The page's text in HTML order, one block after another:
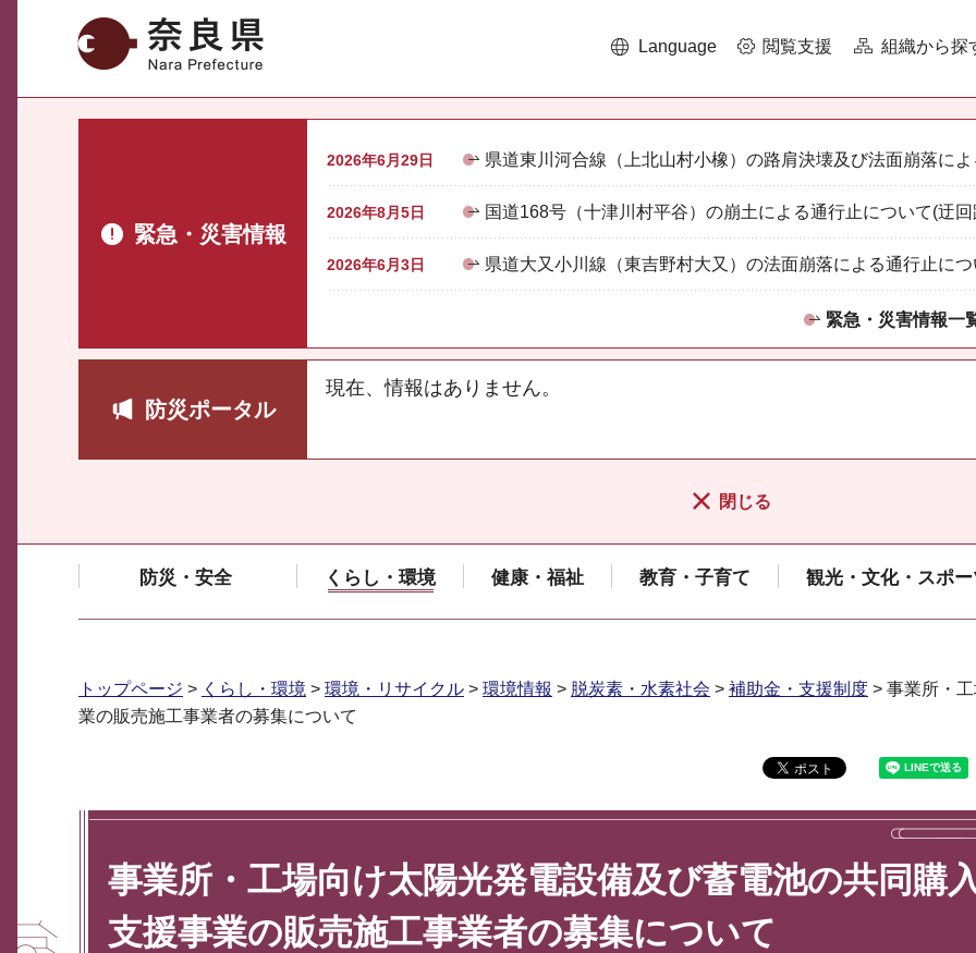
奈良県 Language 閲覧支援 組織から探
緊急・災害情報
2026年6月29日 県道東川河合線（上北山村小橡）の路肩決壊及び法面崩落に
2026年8月5日 国道168号（十津川村平谷）の崩土による通行止について(迂
2026年6月3日 県道大又小川線（東吉野村大又）の法面崩落による通行止につ
緊急・災害情報一
防災ポータル
現在、情報はありません。
閉じる
防災・安全 くらし・環境 健康・福祉 教育・子育て 観光・文化・スポー
トップページ > くらし・環境 > 環境・リサイクル > 環境情報 > 脱炭素・水素社会 > 補助金・支援制度 > 事業所・
業の販売施工事業者の募集について
事業所・工場向け太陽光発電設備及び蓄電池の共同購
支援事業の販売施工事業者の募集について